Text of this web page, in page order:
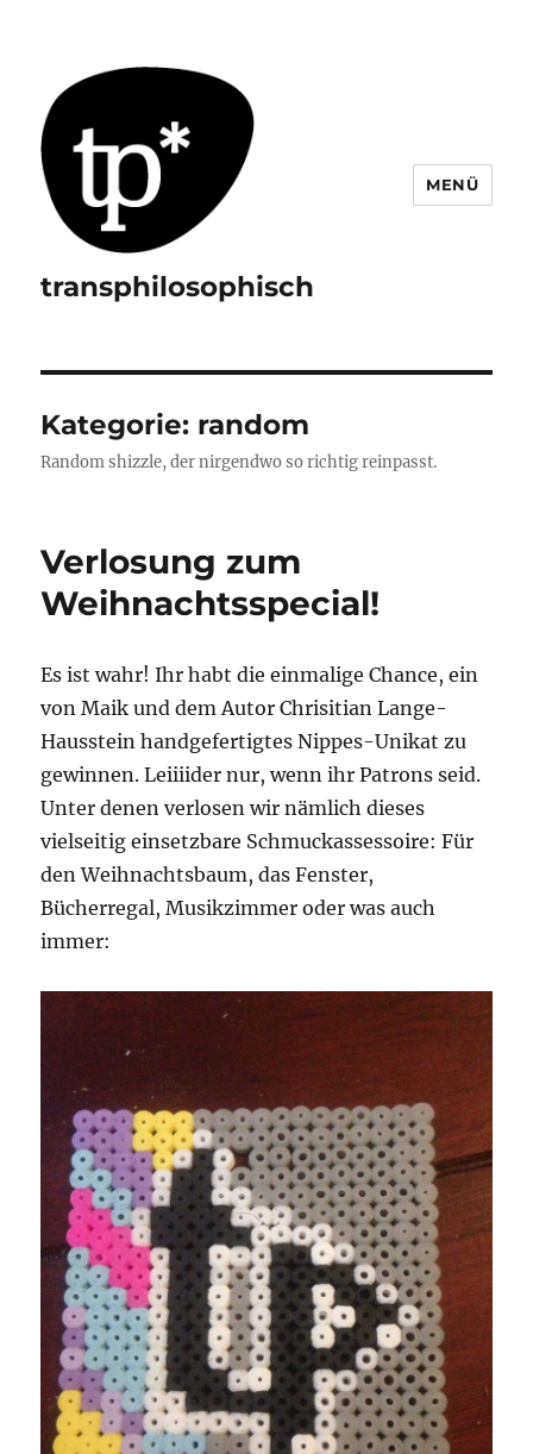
transphilosophisch
MENÜ
Kategorie: random
Random shizzle, der nirgendwo so richtig reinpasst.
Verlosung zum
Weihnachtsspecial!
Es ist wahr! Ihr habt die einmalige Chance, ein
von Maik und dem Autor Chrisitian Lange-
Hausstein handgefertigtes Nippes-Unikat zu
gewinnen. Leiiiider nur, wenn ihr Patrons seid.
Unter denen verlosen wir nämlich dieses
vielseitig einsetzbare Schmuckassessoire: Für
den Weihnachtsbaum, das Fenster,
Bücherregal, Musikzimmer oder was auch
immer: